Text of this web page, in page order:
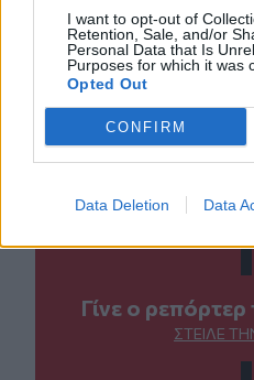
I want to opt-out of
Retention, Sale, and/or
Personal Data that Is
Purposes for which it was
Opted Out
CONFIRM
Data Deletion Data
ΣΧΕΤΙΚΆ
Γίνε ο
ΣΤΕΊΛΕ